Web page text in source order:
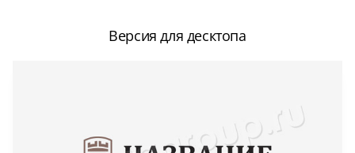
Версия для десктопа